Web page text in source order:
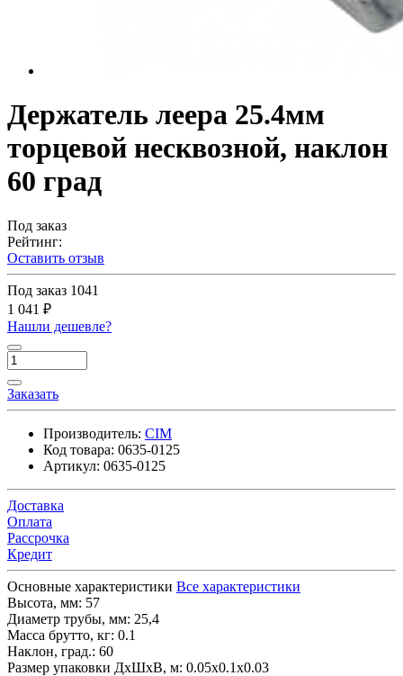
Держатель леера 25.4мм
торцевой несквозной, наклон
60 град
Под заказ
Рейтинг:
Оставить отзыв
Под заказ 1041
1 041 ₽
Нашли дешевле?
Заказать
Производитель: CIM
Код товара: 0635-0125
Артикул: 0635-0125
Доставка
Оплата
Рассрочка
Кредит
Основные характеристики Все характеристики
Высота, мм: 57
Диаметр трубы, мм: 25,4
Масса брутто, кг: 0.1
Наклон, град.: 60
Размер упаковки ДхШхВ, м: 0.05x0.1x0.03